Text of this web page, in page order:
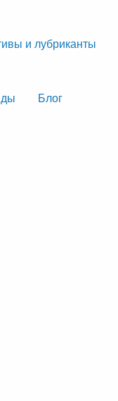
и лубриканты
Блог